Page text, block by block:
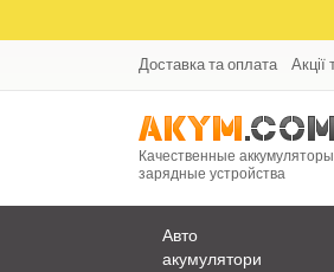
Доставка та оплата Акції
Качественные
зарядные устройства
Авто
акумулятори